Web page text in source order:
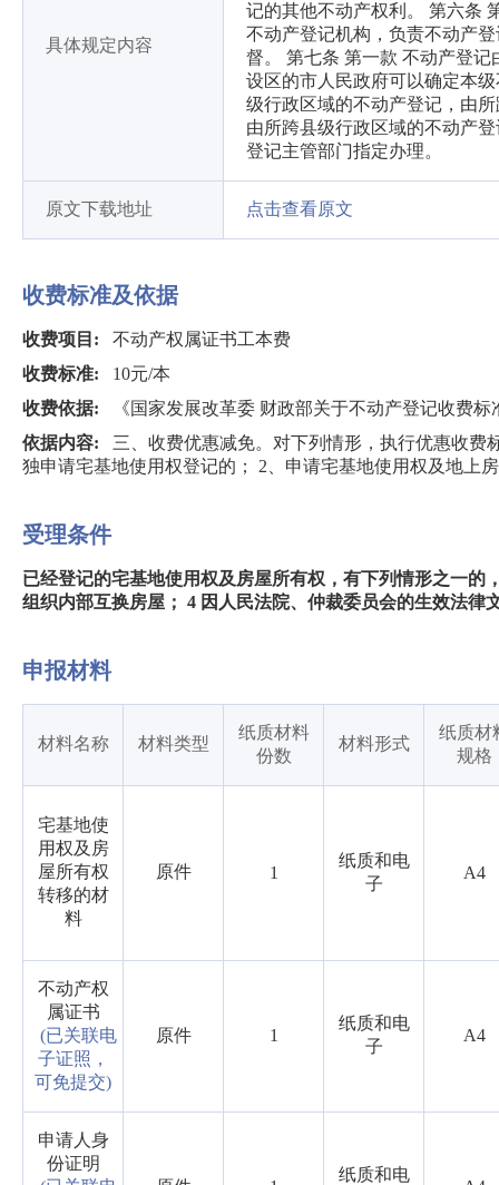
具体规定内容
记的其他不动产权利。 第六条
不动产登记机构，负责不动产
督。 第七条 第一款 不动产登
设区的市人民政府可以确定本
级行政区域的不动产登记，由
由所跨县级行政区域的不动产
登记主管部门指定办理。
原文下载地址 点击查看原文
收费标准及依据
收费项目:
不动产权属证书工本费
收费标准:
10元/本
收费依据:
《国家发展改革委 财政部关于不动产登记收费
依据内容:
三、收费优惠减免。对下列情形，执行优惠收费
独申请宅基地使用权登记的； 2、申请宅基地使用权及地上
受理条件
已经登记的宅基地使用权及房屋所有权，有下列情形之一的
组织内部互换房屋； 4 因人民法院、仲裁委员会的生效法
申报材料
材料名称 材料类型
纸质材料
份数
材料形式
纸质材
规格
宅基地使
用权及房
屋所有权
转移的材
料
原件 1
纸质和电
子
A4
不动产权
属证书
(已关联电
子证照，
可免提交)
原件 1
纸质和电
子
A4
申请人身
份证明
纸质和电